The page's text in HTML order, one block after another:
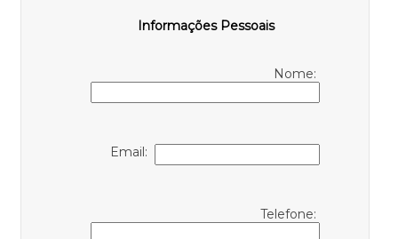
Informações Pessoais
Nome:
Email:
Telefone: